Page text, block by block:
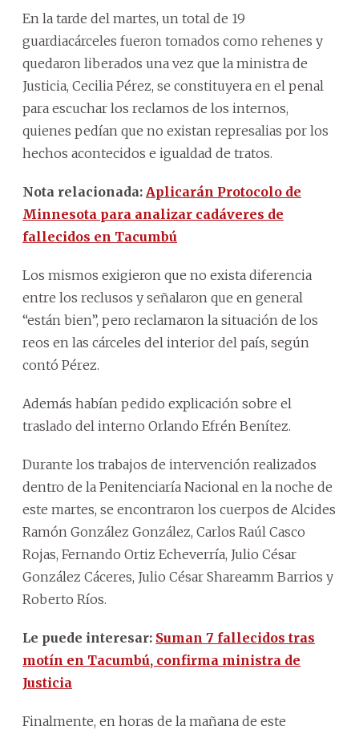
En la tarde del martes, un total de 19
guardiacárceles fueron tomados como rehenes y
quedaron liberados una vez que la ministra de
Justicia, Cecilia Pérez, se constituyera en el penal
para escuchar los reclamos de los internos,
quienes pedían que no existan represalias por los
hechos acontecidos e igualdad de tratos.
Nota relacionada: Aplicarán Protocolo de
Minnesota para analizar cadáveres de
fallecidos en Tacumbú
Los mismos exigieron que no exista diferencia
entre los reclusos y señalaron que en general
“están bien”, pero reclamaron la situación de los
reos en las cárceles del interior del país, según
contó Pérez.
Además habían pedido explicación sobre el
traslado del interno Orlando Efrén Benítez.
Durante los trabajos de intervención realizados
dentro de la Penitenciaría Nacional en la noche de
este martes, se encontraron los cuerpos de Alcides
Ramón González González, Carlos Raúl Casco
Rojas, Fernando Ortiz Echeverría, Julio César
González Cáceres, Julio César Shareamm Barrios y
Roberto Ríos.
Le puede interesar: Suman 7 fallecidos tras
motín en Tacumbú, confirma ministra de
Justicia
Finalmente, en horas de la mañana de este